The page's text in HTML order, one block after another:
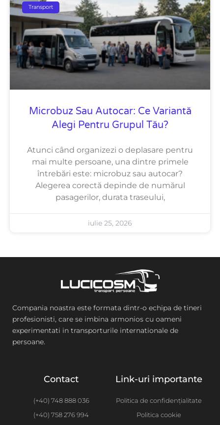
Transport
Microbuz Sau Autocar: Ce Variantă
Alegi Pentru Grupul Tău?
Atunci când organizezi o deplasare pentru
mai multe persoane, una dintre primele
întrebări este: microbuz sau autocar?
Alegerea corectă depinde de numărul
pasagerilor, durata traseului,
iulie 25, 2026
Compania noastra este formata dintr-o echipa de tineri
profesionisti, care se imbina armonios cu oameni
experimentati in transporturile internationale de
persoane.
Contact
(+40) 748 888 036
(+40) 758 276 994
Link-uri importante
Politica de confidențialitate
Politica cookie